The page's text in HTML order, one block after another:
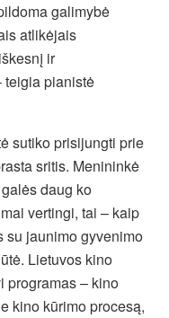
galimybė
atlikėjais
ir
pianistė
sutiko prisijungti prie
sritis. Menininkė
daug ko
vertingi, tai – kaip
su jaunimo gyvenimo
Lietuvos kino
programas – kino
kino kūrimo procesą,